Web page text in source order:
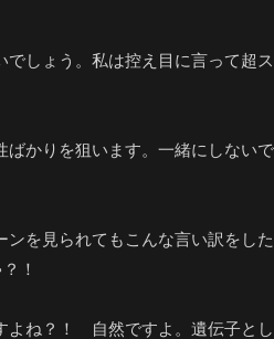
しょう。私は控え目に言って超
かりを狙います。一緒にしないで
ンを見られてもこんな言い訳を
！
よね？！ 自然ですよ。遺伝子と